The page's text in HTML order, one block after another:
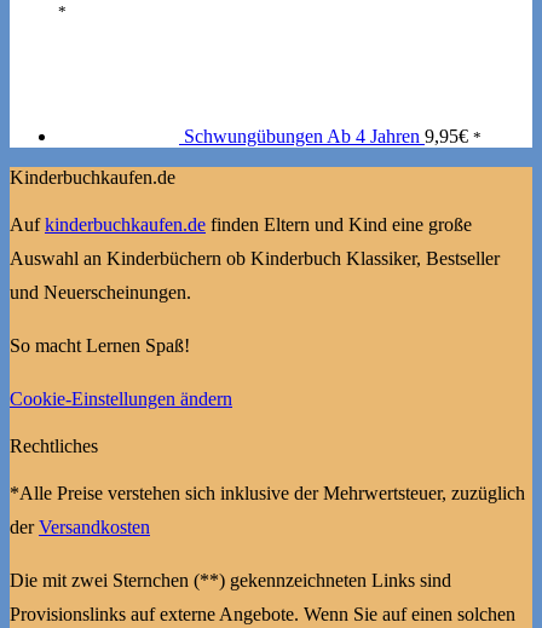
*
Schwungübungen Ab 4 Jahren 9,95€ *
Kinderbuchkaufen.de
Aufkinderbuchkaufen.de finden Eltern und Kind eine große
Auswahl an Kinderbüchern ob Kinderbuch Klassiker, Bestseller
und Neuerscheinungen.
So macht Lernen Spaß!
Cookie-Einstellungen ändern
Rechtliches
*Alle Preise verstehen sich inklusive der Mehrwertsteuer, zuzüglich
derVersandkosten
Die mit zwei Sternchen (**) gekennzeichneten Links sind
Provisionslinks auf externe Angebote. Wenn Sie auf einen solchen